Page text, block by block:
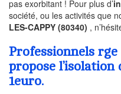
pas exorbitant ! Pour plus d’
société, ou les activités que
LES-CAPPY (80340) ,
Professionnels
propose l’isolation
1euro.